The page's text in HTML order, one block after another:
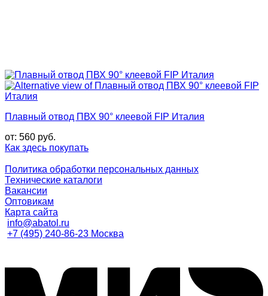
Плавный отвод ПВХ 90° клеевой FIP Италия
от: 560 руб.
Как здесь покупать
Политика обработки персональных данных
Технические каталоги
Вакансии
Оптовикам
Карта сайта
info@abatol.ru
+7 (495) 240-86-23 Москва